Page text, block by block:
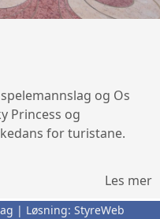
og Os
Princess og
for turistane.
Les mer
| Løsning: StyreWeb